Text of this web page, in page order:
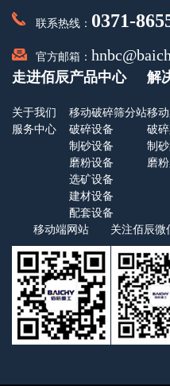
联系热线： 0371-
官方邮箱：
走进佰辰
关于我们
服务中心
产品中心
移动破碎筛分站
破碎设备
制砂设备
磨粉设备
选矿设备
建材设备
配套设备
解
移
破
制
磨
移动端网站 关注佰辰微